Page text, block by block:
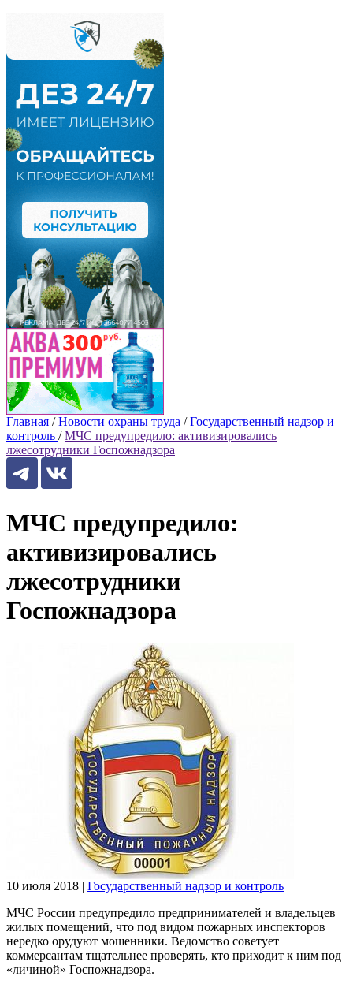
Главная / Новости охраны труда / Государственный надзор и
контроль / МЧС предупредило: активизировались
лжесотрудники Госпожнадзора
МЧС предупредило:
активизировались
лжесотрудники
Госпожнадзора
10 июля 2018 | Государственный надзор и контроль
МЧС России предупредило предпринимателей и владельцев
жилых помещений, что под видом пожарных инспекторов
нередко орудуют мошенники. Ведомство советует
коммерсантам тщательнее проверять, кто приходит к ним под
«личиной» Госпожнадзора.